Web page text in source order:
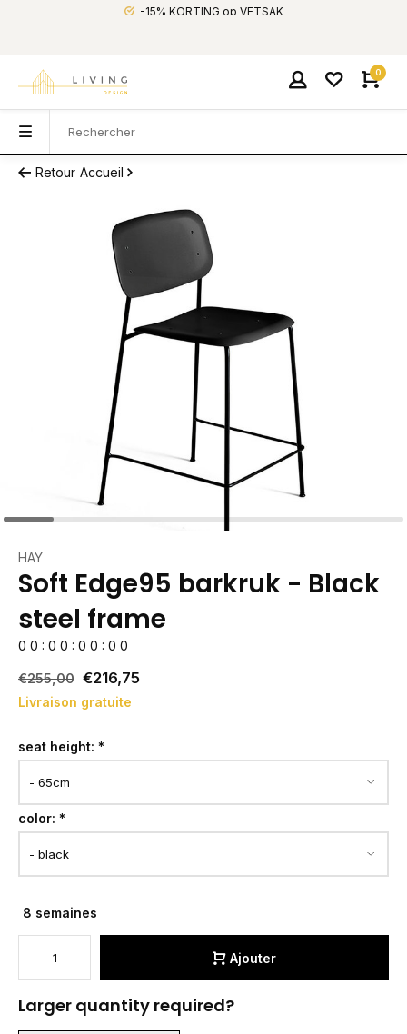
-15% KORTING op VETSAK
0
Retour Accueil
HAY
Soft Edge95 barkruk - Black
steel frame
0 0 : 0 0 : 0 0 : 0 0
€255,00 €216,75
Livraison gratuite
seat height: *
color: *
8 semaines
Ajouter
Larger quantity required?